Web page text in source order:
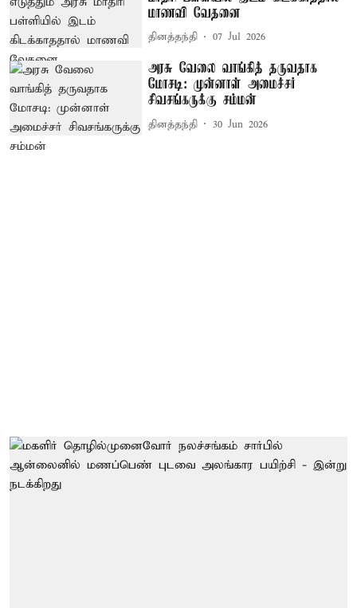
மாணவி வேதனை
தினத்தந்தி 07 Jul 2026
அரசு வேலை வாங்கித் தருவதாக
மோசடி: முன்னாள் அமைச்சர்
சிவசங்கருக்கு சம்மன்
தினத்தந்தி 30 Jun 2026